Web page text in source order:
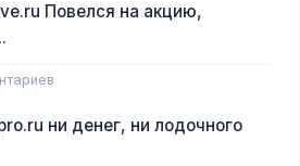
Повелся на акцию,
ни денег, ни лодочного